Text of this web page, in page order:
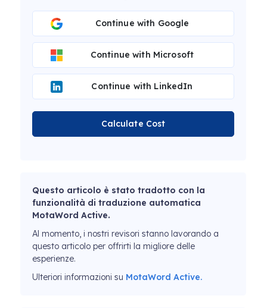
Continue with Google
Continue with Microsoft
Continue with LinkedIn
Calculate Cost
Questo articolo è stato tradotto con la
funzionalità di traduzione automatica
MotaWord Active.
Al momento, i nostri revisori stanno lavorando a
questo articolo per offrirti la migliore delle
esperienze.
Ulteriori informazioni su MotaWord Active.